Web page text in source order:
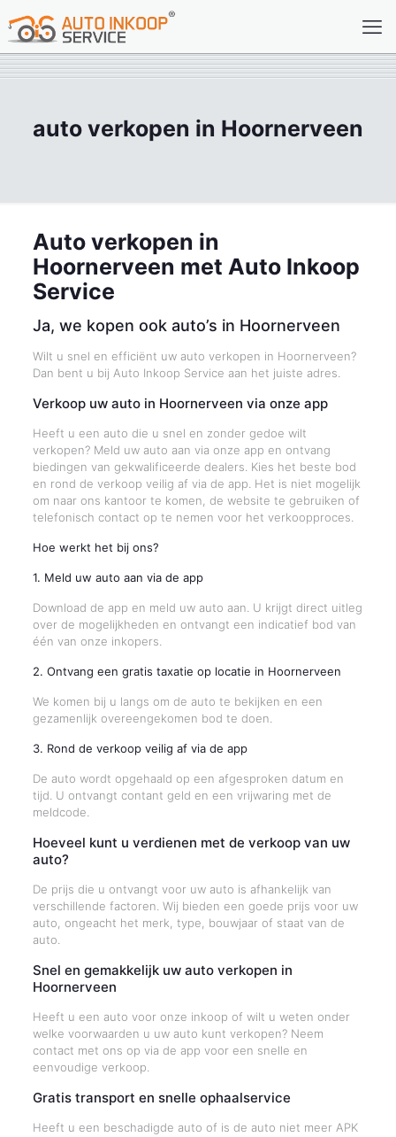
auto verkopen in Hoornerveen
Auto verkopen in
Hoornerveen met Auto Inkoop
Service
Ja, we kopen ook auto’s in Hoornerveen
Wilt u snel en efficiënt uw auto verkopen in Hoornerveen?
Dan bent u bij Auto Inkoop Service aan het juiste adres.
Verkoop uw auto in Hoornerveen via onze app
Heeft u een auto die u snel en zonder gedoe wilt
verkopen? Meld uw auto aan via onze app en ontvang
biedingen van gekwalificeerde dealers. Kies het beste bod
en rond de verkoop veilig af via de app. Het is niet mogelijk
om naar ons kantoor te komen, de website te gebruiken of
telefonisch contact op te nemen voor het verkoopproces.
Hoe werkt het bij ons?
1. Meld uw auto aan via de app
Download de app en meld uw auto aan. U krijgt direct uitleg
over de mogelijkheden en ontvangt een indicatief bod van
één van onze inkopers.
2. Ontvang een gratis taxatie op locatie in Hoornerveen
We komen bij u langs om de auto te bekijken en een
gezamenlijk overeengekomen bod te doen.
3. Rond de verkoop veilig af via de app
De auto wordt opgehaald op een afgesproken datum en
tijd. U ontvangt contant geld en een vrijwaring met de
meldcode.
Hoeveel kunt u verdienen met de verkoop van uw
auto?
De prijs die u ontvangt voor uw auto is afhankelijk van
verschillende factoren. Wij bieden een goede prijs voor uw
auto, ongeacht het merk, type, bouwjaar of staat van de
auto.
Snel en gemakkelijk uw auto verkopen in
Hoornerveen
Heeft u een auto voor onze inkoop of wilt u weten onder
welke voorwaarden u uw auto kunt verkopen? Neem
contact met ons op via de app voor een snelle en
eenvoudige verkoop.
Gratis transport en snelle ophaalservice
Heeft u een beschadigde auto of is de auto niet meer APK